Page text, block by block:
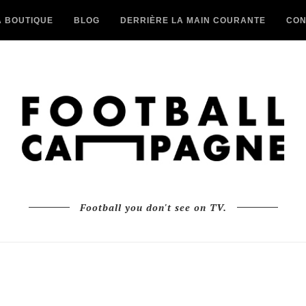
BOUTIQUE BLOG DERRIÈRE LA MAIN COURANTE
Football you don't see on TV.